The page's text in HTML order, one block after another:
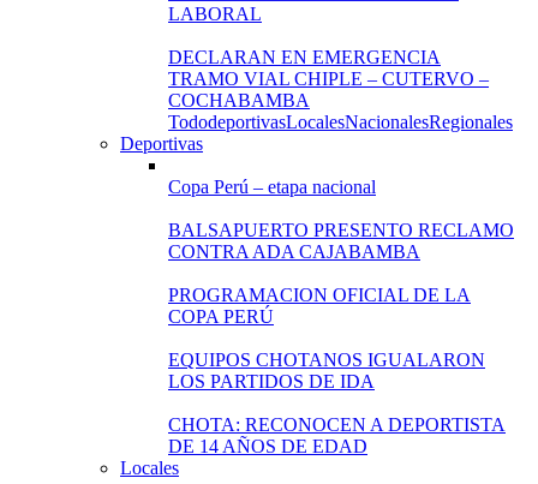
LABORAL
DECLARAN EN EMERGENCIA
TRAMO VIAL CHIPLE – CUTERVO –
COCHABAMBA
TododeportivasLocalesNacionalesRegionales
Deportivas
Copa Perú – etapa nacional
BALSAPUERTO PRESENTO RECLAMO
CONTRA ADA CAJABAMBA
PROGRAMACION OFICIAL DE LA
COPA PERÚ
EQUIPOS CHOTANOS IGUALARON
LOS PARTIDOS DE IDA
CHOTA: RECONOCEN A DEPORTISTA
DE 14 AÑOS DE EDAD
Locales